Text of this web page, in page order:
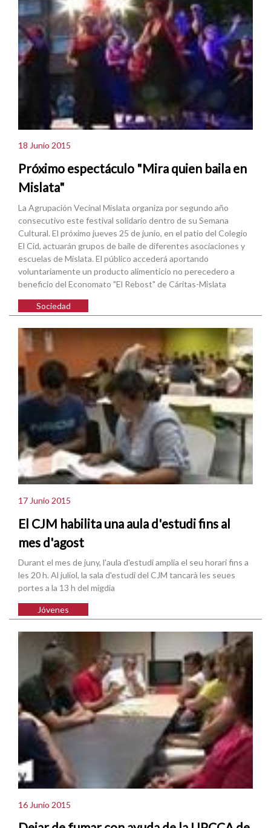
18 Junio 2015
Próximo espectáculo "Mira quien baila en
Mislata"
La Agrupación Vecinal Mislata organiza por segundo año
consecutivo este festival solidario dentro de su Semana
Cultural. El próximo jueves 25 de junio, en el patio del Colegio
El Cid, actuarán grupos de baile de diferentes asociaciones y
escuelas de Mislata. El público accederá aportando
voluntariamente un producto alimenticio no perecedero a
beneficio del Economato "El Rebost" de Cáritas-Mislata
Sociedad
17 Junio 2015
El CJM habilita una aula d'estudi fins al
mes d'agost
Durant el mes de juny, l'aula d'estudi amplia el seu horari fins a
les 20 h. Al juliol, la sala d'estudi del CJM tancarà les seues
portes a la 13 h del migdia
Jóvenes
16 Junio 2015